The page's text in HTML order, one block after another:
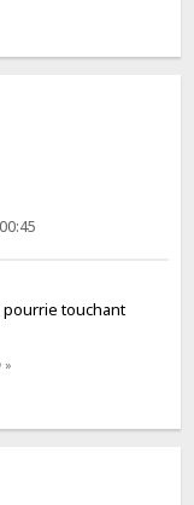
pourrie touchant
»